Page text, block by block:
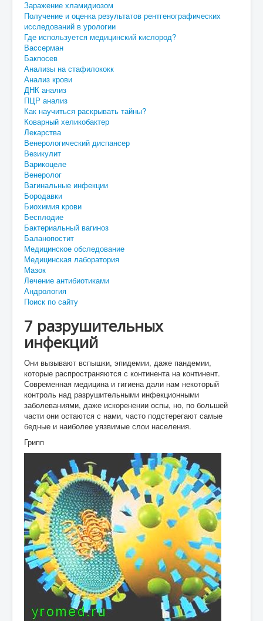
Заражение хламидиозом
Получение и оценка результатов рентгенографических
исследований в урологии
Где используется медицинский кислород?
Вассерман
Бакпосев
Анализы на стафилококк
Анализ крови
ДНК анализ
ПЦР анализ
Как научиться раскрывать тайны?
Коварный хеликобактер
Лекарства
Венерологический диспансер
Везикулит
Варикоцеле
Венеролог
Вагинальные инфекции
Бородавки
Биохимия крови
Бесплодие
Бактериальный вагиноз
Баланопостит
Медицинское обследование
Медицинская лаборатория
Мазок
Лечение антибиотиками
Андрология
Поиск по сайту
7 разрушительных
инфекций
Они вызывают вспышки, эпидемии, даже пандемии,
которые распространяются с континента на континент.
Современная медицина и гигиена дали нам некоторый
контроль над разрушительными инфекционными
заболеваниями, даже искоренении оспы, но, по большей
части они остаются с нами, часто подстерегают самые
бедные и наиболее уязвимые слои населения.
Грипп